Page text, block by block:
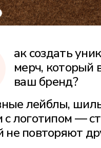
ак создать
мерч, который
ваш бренд?
лейблы,
с логотипом —
не повторяют